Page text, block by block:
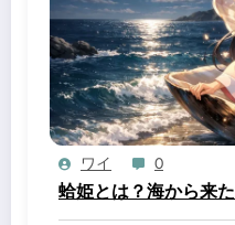
ワイ 0
蛤姫とは？海から来